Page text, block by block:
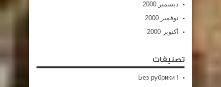
ديسمبر 2000
نوفمبر 2000
أكتوبر 2000
تصنيفات
! Без рубрики